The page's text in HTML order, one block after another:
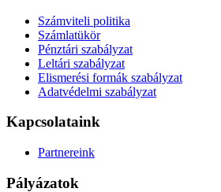
Számviteli politika
Számlatükör
Pénztári szabályzat
Leltári szabályzat
Elismerési formák szabályzat
Adatvédelmi szabályzat
Kapcsolataink
Partnereink
Pályázatok